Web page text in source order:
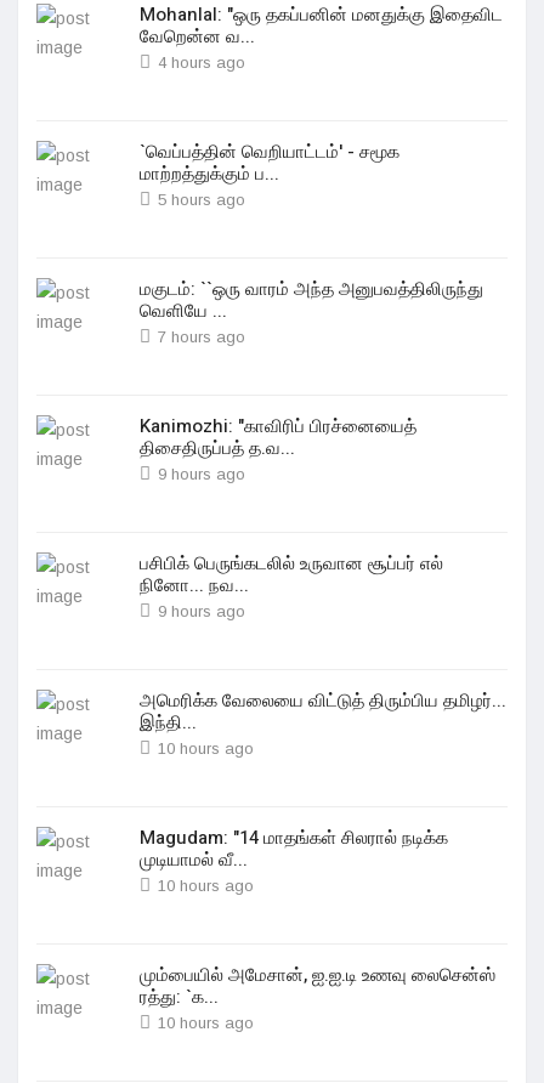
Mohanlal: "ஒரு தகப்பனின் மனதுக்கு இதைவிட
வேறென்ன வ...
4 hours ago
`வெப்பத்தின் வெறியாட்டம்' - சமூக
மாற்றத்துக்கும் ப...
5 hours ago
மகுடம்: ``ஒரு வாரம் அந்த அனுபவத்திலிருந்து
வெளியே ...
7 hours ago
Kanimozhi: "காவிரிப் பிரச்னையைத்
திசைதிருப்பத் த.வ...
9 hours ago
பசிபிக் பெருங்கடலில் உருவான சூப்பர் எல்
நினோ... நவ...
9 hours ago
அமெரிக்க வேலையை விட்டுத் திரும்பிய தமிழர்...
இந்தி...
10 hours ago
Magudam: "14 மாதங்கள் சிலரால் நடிக்க
முடியாமல் வீ...
10 hours ago
மும்பையில் அமேசான், ஐ.ஐ.டி உணவு லைசென்ஸ்
ரத்து: `க...
10 hours ago